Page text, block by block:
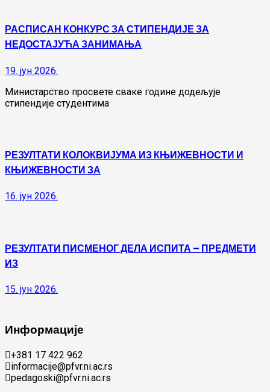
РАСПИСАН КОНКУРС ЗА СТИПЕНДИЈЕ ЗА
НЕДОСТАЈУЋА ЗАНИМАЊА
19. јун 2026.
Министарство просвете сваке године додељује
стипендије студентима
РЕЗУЛТАТИ КОЛОКВИЈУМА ИЗ КЊИЖЕВНОСТИ И
КЊИЖЕВНОСТИ ЗА
16. јун 2026.
РЕЗУЛТАТИ ПИСМЕНОГ ДЕЛА ИСПИТА – ПРЕДМЕТИ
ИЗ
15. јун 2026.
Информације
+381 17 422 962
informacije@pfvr.ni.ac.rs
pedagoski@pfvr.ni.ac.rs